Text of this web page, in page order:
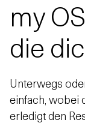
my
die
Unterwegs
einfach, wobei
erledigt den